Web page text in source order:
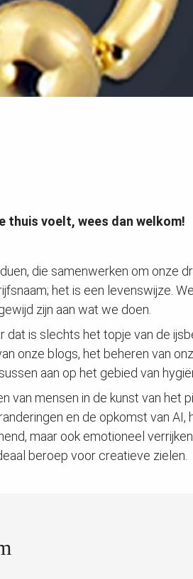
thuis voelt, wees dan welkom!
die samenwerken om onze
het is een levenswijze.
zijn aan wat we doen.
is slechts het topje van de
onze blogs, het beheren van
aan op het gebied van
mensen in de kunst van het
en de opkomst van
maar ook emotioneel
beroep voor creatieve zielen.